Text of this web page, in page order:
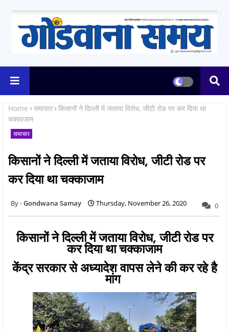
Home समाचार किसानों ने दिल्ली में जताया विरोध, जीटी रोड पर कर दिया था
चक्काजाम
समाचार
किसानों ने दिल्ली में जताया विरोध, जीटी रोड पर
कर दिया था चक्काजाम
Gondwana Samay Thursday, November 26, 2020 0
किसानों ने दिल्ली में जताया विरोध, जीटी रोड पर
कर दिया था चक्काजाम
केंद्र सरकार से अध्यादेश वापस लेने की कर रहे है
मांग